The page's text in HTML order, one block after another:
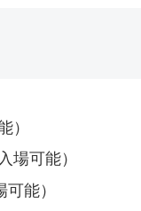
）
場可能）
能）